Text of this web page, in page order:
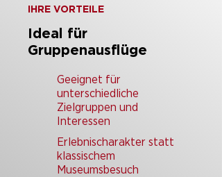
IHRE VORTEILE
Ideal für
Gruppenausflüge
Geeignet für
unterschiedliche
Zielgruppen und
Interessen
Erlebnischarakter statt
klassischem
Museumsbesuch